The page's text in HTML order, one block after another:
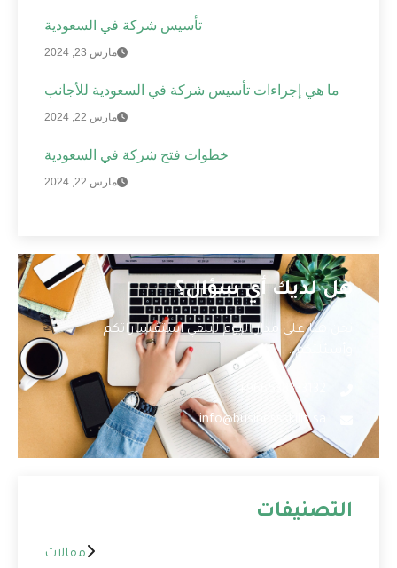
تأسيس شركة في السعودية
مارس 23, 2024
ما هي إجراءات تأسيس شركة في السعودية للأجانب
مارس 22, 2024
خطوات فتح شركة في السعودية
مارس 22, 2024
هل لديك أي سؤال؟
نحن هنا على مدار اليوم لتلقي استفساراتكم
وأسئلتكم .
966538333132+
info@businessskills.sa
التصنيفات
مقالات